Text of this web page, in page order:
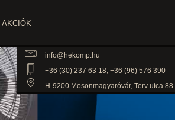
AKCIÓK
info@hekomp.hu
+36 (30) 237 63 18, +36 (96) 576 390
H-9200 Mosonmagyaróvár, Terv utca 88.